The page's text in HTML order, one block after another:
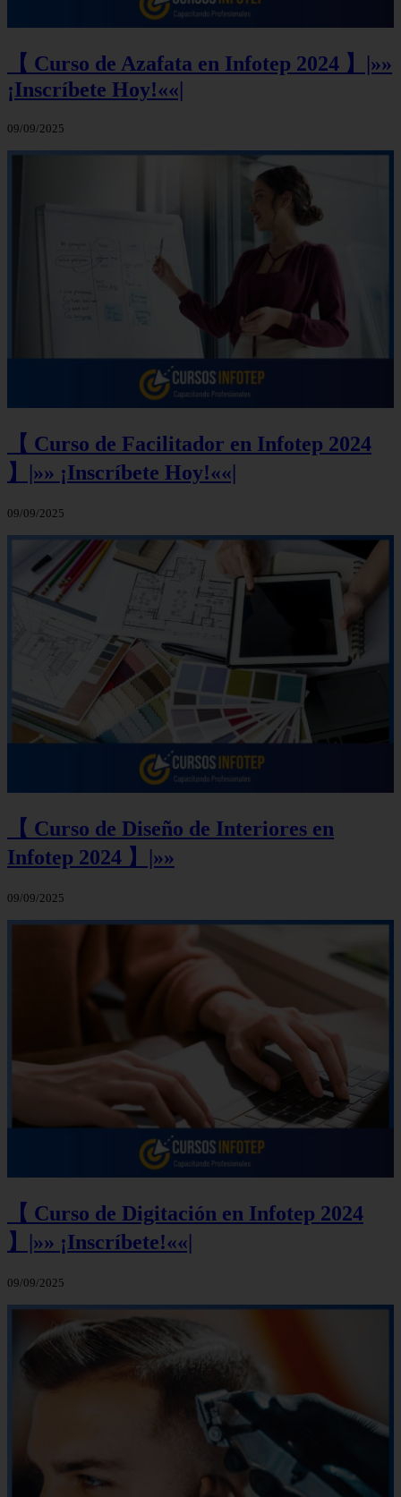
【 Curso de Azafata en Infotep 2024 】|»»
¡Inscríbete Hoy!««|
09/09/2025
【 Curso de Facilitador en Infotep 2024
】|»» ¡Inscríbete Hoy!««|
09/09/2025
【 Curso de Diseño de Interiores en
Infotep 2024 】|»»
09/09/2025
【 Curso de Digitación en Infotep 2024
】|»» ¡Inscríbete!««|
09/09/2025